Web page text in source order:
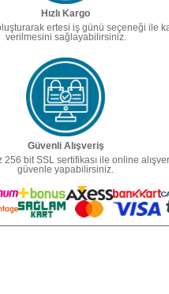
Hızlı Kargo
ertesi iş günü seçeneği ile
verilmesini sağlayabilirsiniz.
Güvenli Alışveriş
bit SSL sertifikası ile online
güvenle yapabilirsiniz.